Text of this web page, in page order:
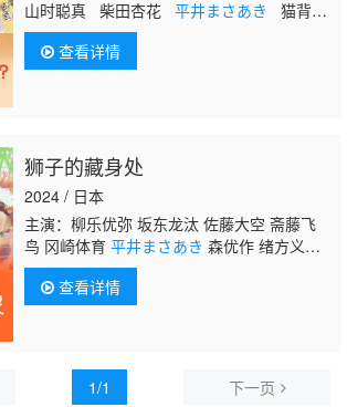
山时聪真 柴田杏花 平井まさあき 猫背椿
关根勤 有働由美子 佐野史郎
查看详情
狮子的藏身处
2024 / 日本
主演：柳乐优弥 坂东龙汰 佐藤大空 斋藤飞
鸟 冈崎体育 平井まさあき 森优作 绪方义
博 冈山天音 樱井由纪 柿泽勇人 入山法子 尾
崎匠海查看详情
1/1 下一页